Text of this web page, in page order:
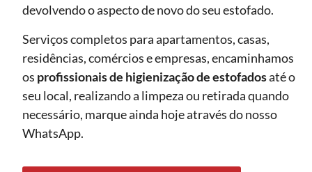
devolvendo o aspecto de novo do seu estofado.
Serviços completos para apartamentos, casas,
residências, comércios e empresas, encaminhamos
os profissionais de higienização de estofadosaté o
seu local, realizando a limpeza ou retirada quando
necessário, marque ainda hoje através do nosso
WhatsApp.